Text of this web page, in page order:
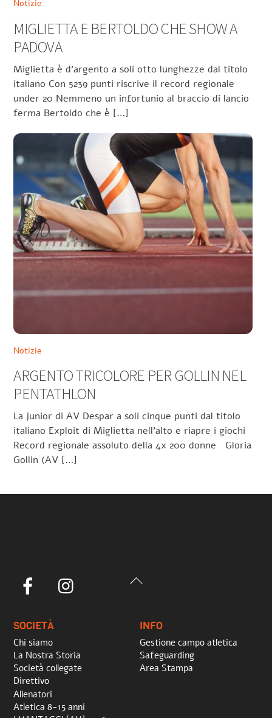
Notizie
MIGLIETTA E BERTOLDO CHE SHOW A
PADOVA
Miglietta è d’argento a soli otto lunghezze dal titolo
italiano Con 5239 punti riscrive il record regionale
under 20 Nemmeno un infortunio al braccio di lancio
ferma Bertoldo che è […]
Notizie
ARGENTO TRICOLORE PER GOLLIN NEL
PENTATHLON
La junior di AV Despar a soli cinque punti dal titolo
italiano Exploit di Miglietta nell’alto e riapre i giochi
Record regionale assoluto della 4x 200 donne Gloria
Gollin (AV […]
Back
Facebook
SOCIETÀ
Chi siamo
La Nostra Storia
Società collegate
Direttivo
Allenatori
Atletica 8-15 anni
INFO
Gestione campo atletica
Safeguarding
Area Stampa